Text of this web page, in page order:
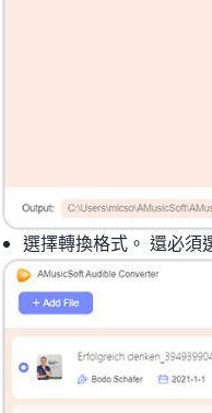
選擇轉換格式。 還必須